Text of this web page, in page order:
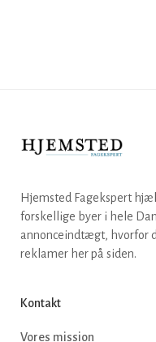
Hjemsted Fagekspert
forskellige byer i hele
annonceindtægt, hvorfor
reklamer her på siden.
Kontakt
Vores mission